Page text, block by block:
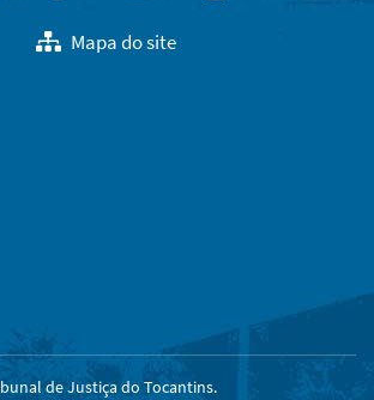
Mapa do site
de Justiça do Tocantins.